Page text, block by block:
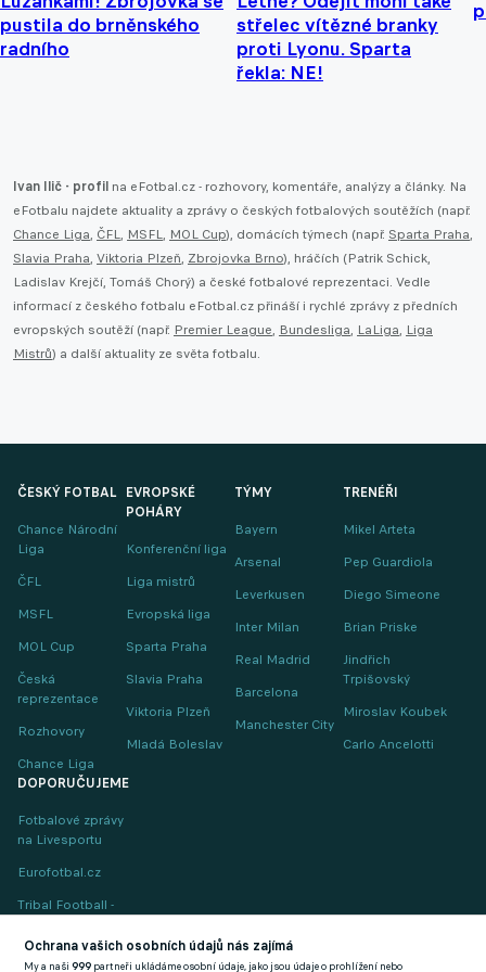
pustila do brněnského
radního
střelec vítězné branky
proti Lyonu. Sparta
řekla: NE!
Ivan Ilič - profil na eFotbal.cz - rozhovory, komentáře, analýzy a články. Na
eFotbalu najdete aktuality a zprávy o českých fotbalových soutěžích (např.
Chance Liga, ČFL, MSFL, MOL Cup), domácích týmech (např. Sparta Praha,
Slavia Praha, Viktoria Plzeň, Zbrojovka Brno), hráčích (Patrik Schick,
Ladislav Krejčí, Tomáš Chorý) a české fotbalové reprezentaci. Vedle
informací z českého fotbalu eFotbal.cz přináší i rychlé zprávy z předních
evropských soutěží (např. Premier League, Bundesliga, LaLiga, Liga
Mistrů) a další aktuality ze světa fotbalu.
ČESKÝ FOTBAL
Chance Národní
Liga
ČFL
MSFL
MOL Cup
Česká
reprezentace
Rozhovory
Chance Liga
EVROPSKÉ
POHÁRY
Konferenční liga
Liga mistrů
Evropská liga
Sparta Praha
Slavia Praha
Viktoria Plzeň
Mladá Boleslav
TÝMY
Bayern
Arsenal
Leverkusen
Inter Milan
Real Madrid
Barcelona
Manchester City
TRENÉŘI
Mikel Arteta
Pep Guardiola
Diego Simeone
Brian Priske
Jindřich
Trpišovský
Miroslav Koubek
Carlo Ancelotti
DOPORUČUJEME
Fotbalové zprávy
na Livesportu
Eurofotbal.cz
Tribal Football -
(EN)
Ochrana vašich osobních údajů nás zajímá
My a naši999 partneři ukládáme osobní údaje, jako jsou údaje o prohlížení nebo